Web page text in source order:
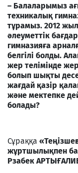
– Балаларымыз
техникалық
тұрамыз. 2012
әлеуметтік
гимназияға
белгілі болды.
жер телімінде
болып шықты
жағдай қазір
және мектепке
болады?
Сұраққа
жұртшылықпен
Рзабек